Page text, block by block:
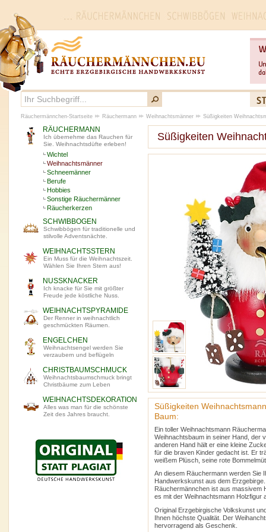
Süßigkeiten
Süßigkeiten
Baum:
Ein toller Weihnachtsmann
Weihnachtsbaum in seiner Hand, der
anderen Hand hält er eine kleine
für die braven Kinder gedacht ist. Er
weißem Plüsch, seine rote
An diesem Räuchermann werden Sie
Handwerkskunst aus dem
Räuchermännchen ist aus massivem
es mit der Weihnachtsmann Holzfigur
Original Erzgebirgische Volkskunst
Ihnen höchste Qualität. Der
hervorragend als Geschenk.
RÄUCHERMANN
Ich übernehme das Rauchen für
Sie. Weihnachtsdüfte erleben!
Wichtel
Weihnachtsmänner
Schneemänner
Berufe
Hobbies
Sonstige Räuchermänner
Räucherkerzen
SCHWIBBOGEN
Schwibbögen für traditionelle und
stilvolle Adventsnächte.
WEIHNACHTSSTERN
Ein Muss für die Weihnachtszeit.
Wählen Sie Ihren Stern aus!
NUSSKNACKER
Ich knacke für Sie mit größter
Freude jede köstliche Nuss.
WEIHNACHTSPYRAMIDE
Der Renner in weihnachtlich
geschmückten Räumen.
ENGELCHEN
Weihnachtsengel werden Sie
verzaubern und beflügeln
CHRISTBAUMSCHMUCK
Weihnachtsbaumschmuck bringt
Christbäume zum Leben
WEIHNACHTSDEKORATION
Alles was man für die schönste
Zeit des Jahres braucht.
Räuchermännchen-Startseite Räuchermann Weihnachtsmänner Süßigkeiten